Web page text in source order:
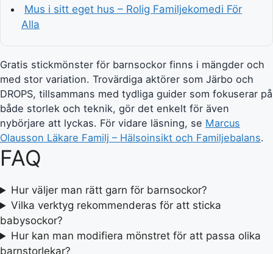
Mus i sitt eget hus – Rolig Familjekomedi För
Alla
Gratis stickmönster för barnsockor finns i mängder och
med stor variation. Trovärdiga aktörer som Järbo och
DROPS, tillsammans med tydliga guider som fokuserar på
både storlek och teknik, gör det enkelt för även
nybörjare att lyckas. För vidare läsning, se Marcus
Olausson Läkare Familj – Hälsoinsikt och Familjebalans.
FAQ
Hur väljer man rätt garn för barnsockor?
Vilka verktyg rekommenderas för att sticka
babysockor?
Hur kan man modifiera mönstret för att passa olika
barnstorlekar?